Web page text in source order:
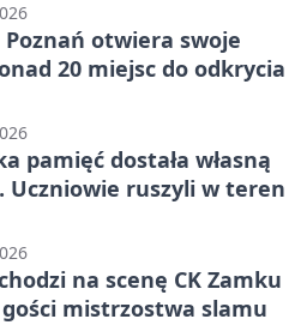
Poznań otwiera swoje
20 miejsc do odkrycia
pamięć dostała własną
Uczniowie ruszyli w teren
na scenę CK Zamku
mistrzostwa slamu